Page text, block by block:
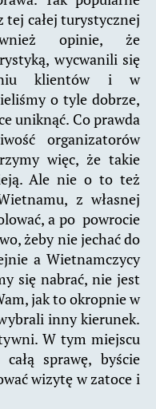
tej całej turystycznej
opinie, że
wycwanili się
klientów i w
o tyle dobrze,
uniknąć. Co prawda
organizatorów
więc, że takie
Ale nie o to też
z własnej
a po powrocie
żeby nie jechać do
a Wietnamczycy
się nabrać, nie jest
jak to okropnie w
inny kierunek.
W tym miejscu
sprawę, byście
wizytę w zatoce i